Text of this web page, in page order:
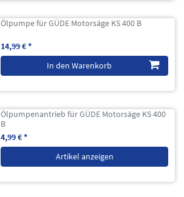
Ölpumpe für GÜDE Motorsäge KS 400 B
14,99 € *
In den Warenkorb
Ölpumpenantrieb für GÜDE Motorsäge KS 400
B
4,99 € *
Artikel anzeigen